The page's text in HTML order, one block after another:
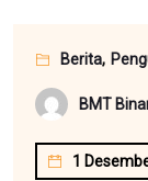
Berita,
BMT
1